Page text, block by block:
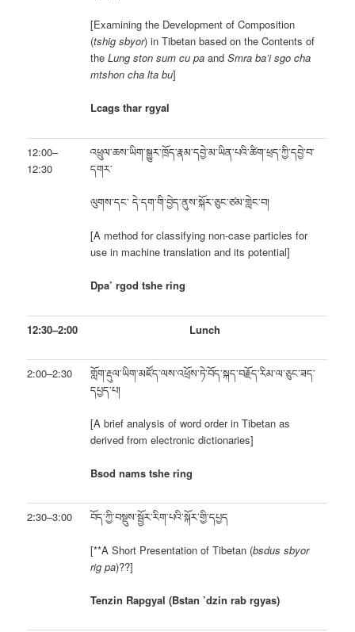
[Examining the Development of Composition
(tshig sbyor) in Tibetan based on the Contents of
theLung ston sum cu pa andSmra ba’i sgo cha
mtshon cha lta bu]
Lcags thar rgyal
12:00–
12:30
འཕྲུལ་ཆས་ཡིག་སྒྱུར་ཁྲོད་རྣམ་དབྱེ་མ་ཡིན་པའི་ཚིག་ཕྲད་ཀྱི་དབྱེ་བ་
དགར་
ལུགས་དང་ དེ་དག་གི་བྱེད་ནུས་སྐོར་ཅུང་ཙམ་གླེང་བ།
[A method for classifying non-case particles for
use in machine translation and its potential]
Dpa’ rgod tshe ring
12:30–2:00 Lunch
2:00–2:30
གློག་རྡུལ་ཡིག་མཛོད་ལས་འཕྲོས་ཏེ་བོད་སྐད་བརྗོད་རིམ་ལ་ཅུང་ཟད་
དཔྱད་པ།
[A brief analysis of word order in Tibetan as
derived from electronic dictionaries]
Bsod nams tshe ring
2:30–3:00 བོད་ཀྱི་བསྡུས་སྦྱོར་རིག་པའི་སྐོར་གྱི་དཔྱད
[**A Short Presentation of Tibetan (bsdus sbyor
rig pa)??]
Tenzin Rapgyal (Bstan ’dzin rab rgyas)